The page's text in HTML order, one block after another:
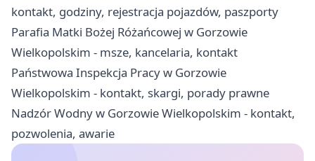
kontakt, godziny, rejestracja pojazdów, paszporty
Parafia Matki Bożej Różańcowej w Gorzowie
Wielkopolskim - msze, kancelaria, kontakt
Państwowa Inspekcja Pracy w Gorzowie
Wielkopolskim - kontakt, skargi, porady prawne
Nadzór Wodny w Gorzowie Wielkopolskim - kontakt,
pozwolenia, awarie